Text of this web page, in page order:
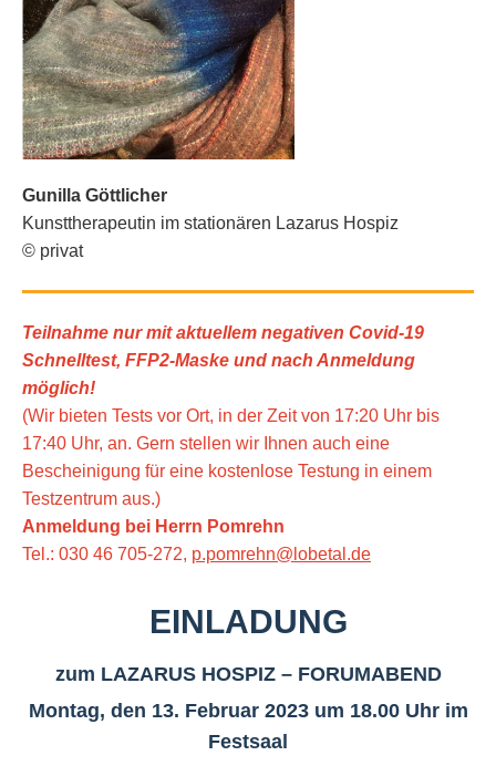
Gunilla Göttlicher
Kunsttherapeutin im stationären Lazarus Hospiz
© privat
Teilnahme nur mit aktuellem negativen Covid-19
Schnelltest, FFP2-Maske und nach Anmeldung
möglich!
(Wir bieten Tests vor Ort, in der Zeit von 17:20 Uhr bis
17:40 Uhr, an. Gern stellen wir Ihnen auch eine
Bescheinigung für eine kostenlose Testung in einem
Testzentrum aus.)
Anmeldung bei Herrn Pomrehn
Tel.: 030 46 705-272, p.pomrehn@lobetal.de
EINLADUNG
zum LAZARUS HOSPIZ – FORUMABEND
Montag, den 13. Februar 2023 um 18.00 Uhr im
Festsaal